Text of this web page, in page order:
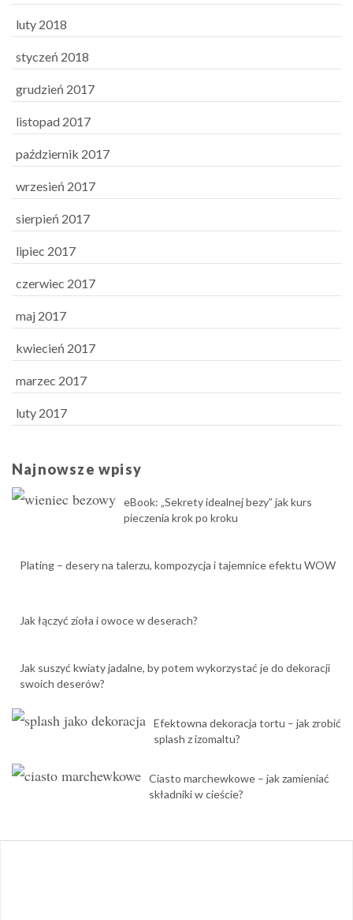
luty 2018
styczeń 2018
grudzień 2017
listopad 2017
październik 2017
wrzesień 2017
sierpień 2017
lipiec 2017
czerwiec 2017
maj 2017
kwiecień 2017
marzec 2017
luty 2017
Najnowsze wpisy
eBook: „Sekrety idealnej bezy” jak kurs
pieczenia krok po kroku
Plating – desery na talerzu, kompozycja i tajemnice efektu WOW
Jak łączyć zioła i owoce w deserach?
Jak suszyć kwiaty jadalne, by potem wykorzystać je do dekoracji
swoich deserów?
Efektowna dekoracja tortu – jak zrobić
splash z izomaltu?
Ciasto marchewkowe – jak zamieniać
składniki w cieście?